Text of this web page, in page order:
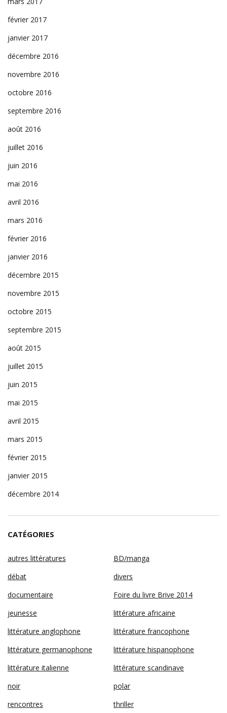
février 2017
janvier 2017
décembre 2016
novembre 2016
octobre 2016
septembre 2016
août 2016
juillet 2016
juin 2016
mai 2016
avril 2016
mars 2016
février 2016
janvier 2016
décembre 2015
novembre 2015
octobre 2015
septembre 2015
août 2015
juillet 2015
juin 2015
mai 2015
avril 2015
mars 2015
février 2015
janvier 2015
décembre 2014
CATÉGORIES
autres littératures
BD/manga
débat
divers
documentaire
Foire du livre Brive 2014
jeunesse
littérature africaine
littérature anglophone
littérature francophone
littérature germanophone
littérature hispanophone
littérature italienne
littérature scandinave
noir
polar
rencontres
thriller